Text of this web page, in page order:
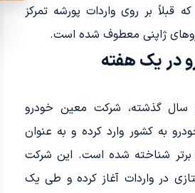
قبلاً بر روی واردات پورشه تمرکز
ژاپنی معطوف شده است.
1403: در سال گذشته، شرکت معین خودرو
به کشور وارد کرده و به عنوان
برتر شناخته شده است. این شرکت
با پیشتازی در واردات آغاز کرده و طی یک